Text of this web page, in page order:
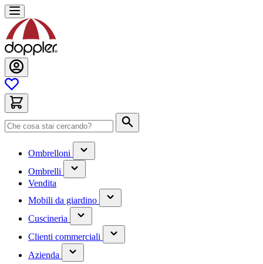
Salta
al
contenuto
Ombrelloni
(contiene
un
sottomenu)
Ombrelli
(contiene
un
Vendita
Mobili da giardino
(contiene
un
Cuscineria
(contiene
un
sottomenu)
Clienti commerciali
(has
submenu)
Azienda
(has
submenu)